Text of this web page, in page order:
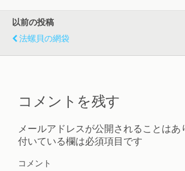
以前の投稿
法螺貝の網袋
コメントを残す
メールアドレスが公開されることはあ
付いている欄は必須項目です
コメント